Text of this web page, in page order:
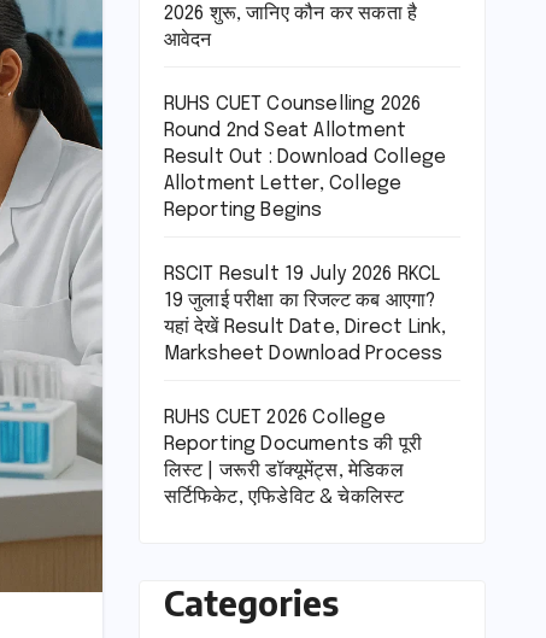
2026 शुरू, जानिए कौन कर सकता है
आवेदन
RUHS CUET Counselling 2026
Round 2nd Seat Allotment
Result Out : Download College
Allotment Letter, College
Reporting Begins
RSCIT Result 19 July 2026 RKCL
19 जुलाई परीक्षा का रिजल्ट कब आएगा?
यहां देखें Result Date, Direct Link,
Marksheet Download Process
RUHS CUET 2026 College
Reporting Documents की पूरी
लिस्ट | जरूरी डॉक्यूमेंट्स, मेडिकल
सर्टिफिकेट, एफिडेविट & चेकलिस्ट
Categories